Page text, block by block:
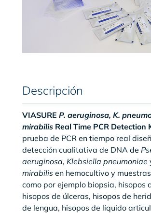
Descripción
VIASURE P. aeruginosa, K.
mirabilisReal Time PCR Detection
prueba de PCR en tiempo real
detección cualitativa de DNA de
aeruginosa, Klebsiella pneumoniae
mirabilisen hemocultivo y
como por ejemplo biopsia, hisopos
hisopos de úlceras, hisopos de
de lengua, hisopos de líquido